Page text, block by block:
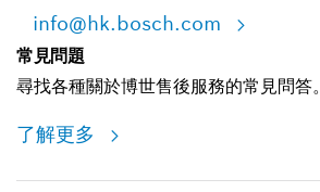
info@hk.bosch.com
常見問題
尋找各種關於博世售後服務的常見問答。
了解更多